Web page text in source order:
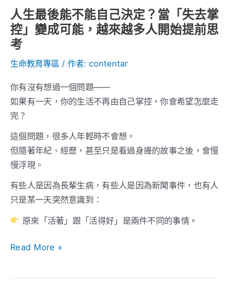
人生最後能不能自己決定？當「失去掌
控」變成可能，越來越多人開始提前思
考
生命教育專區 / 作者: contentar
你有沒有想過一個問題——
如果有一天，你的生活不再由自己掌控，你會希望怎麼走
完？
這個問題，很多人年輕時不會想。
但隨著年紀、經歷，甚至只是看過身邊的故事之後，會慢
慢浮現。
有些人是因為長輩生病，有些人是因為新聞事件，也有人
只是某一天突然意識到：
原來「活著」跟「活得好」是兩件不同的事情。
定？
當
「失
去
掌
變
成
可
能，
越
來
多
人
開
提
思
Read More »